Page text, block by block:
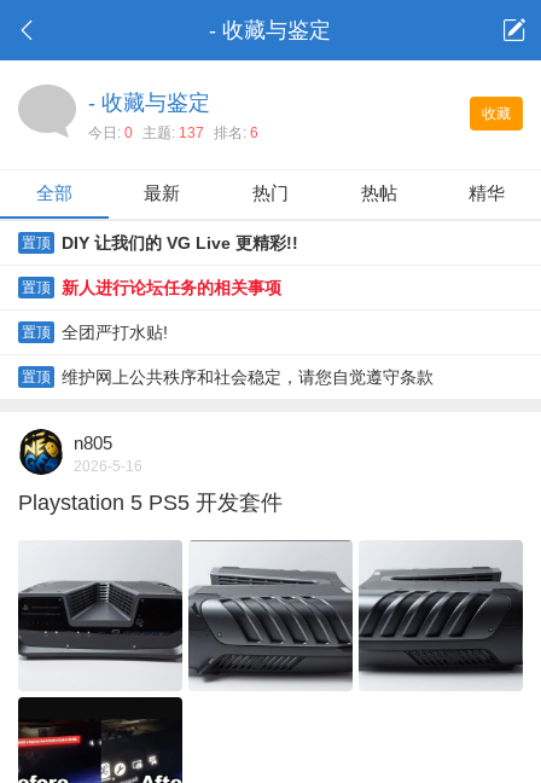
- 收藏与鉴定
收藏
- 收藏与鉴定
今日: 0 主题: 137 排名: 6
全部 最新 热门 热帖 精华
置顶 DIY 让我们的 VG Live 更精彩!!
置顶 新人进行论坛任务的相关事项
置顶 全团严打水贴!
置顶 维护网上公共秩序和社会稳定，请您自觉遵守条款
n805
2026-5-16
Playstation 5 PS5 开发套件